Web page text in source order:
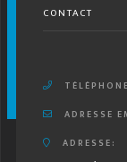
CONTACT
ADRESSE
ADRESSE: